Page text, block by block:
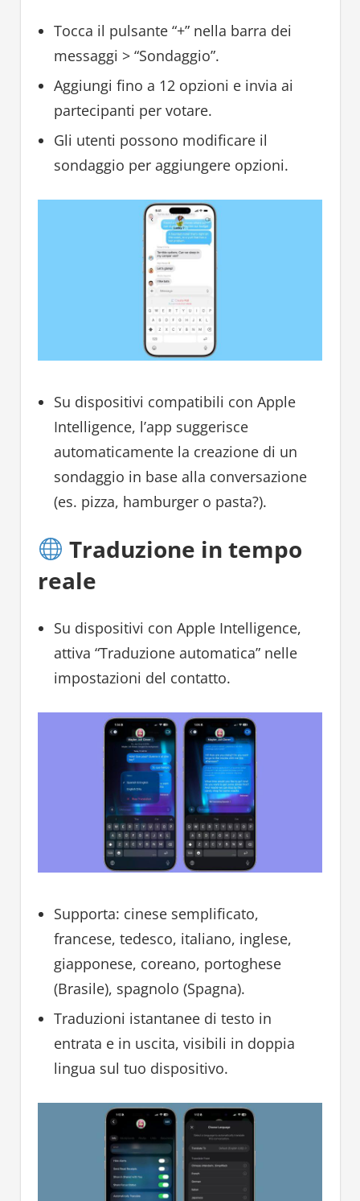
Tocca il pulsante “+” nella barra dei
messaggi > “Sondaggio”.
Aggiungi fino a 12 opzioni e invia ai
partecipanti per votare.
Gli utenti possono modificare il
sondaggio per aggiungere opzioni.
Su dispositivi compatibili con Apple
Intelligence, l’app suggerisce
automaticamente la creazione di un
sondaggio in base alla conversazione
(es. pizza, hamburger o pasta?).
Traduzione in tempo
reale
Su dispositivi con Apple Intelligence,
attiva “Traduzione automatica” nelle
impostazioni del contatto.
Supporta: cinese semplificato,
francese, tedesco, italiano, inglese,
giapponese, coreano, portoghese
(Brasile), spagnolo (Spagna).
Traduzioni istantanee di testo in
entrata e in uscita, visibili in doppia
lingua sul tuo dispositivo.